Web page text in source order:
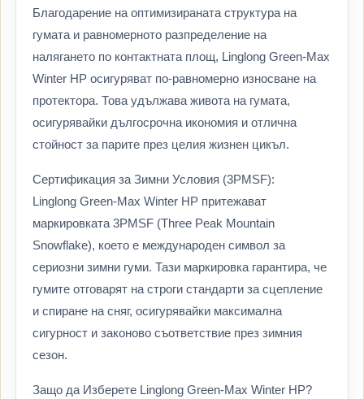
Благодарение на оптимизираната структура на
гумата и равномерното разпределение на
налягането по контактната площ, Linglong Green-Max
Winter HP осигуряват по-равномерно износване на
протектора. Това удължава живота на гумата,
осигурявайки дългосрочна икономия и отлична
стойност за парите през целия жизнен цикъл.
Сертификация за Зимни Условия (3PMSF):
Linglong Green-Max Winter HP притежават
маркировката 3PMSF (Three Peak Mountain
Snowflake), което е международен символ за
сериозни зимни гуми. Тази маркировка гарантира, че
гумите отговарят на строги стандарти за сцепление
и спиране на сняг, осигурявайки максимална
сигурност и законово съответствие през зимния
сезон.
Защо да Изберете Linglong Green-Max Winter HP?